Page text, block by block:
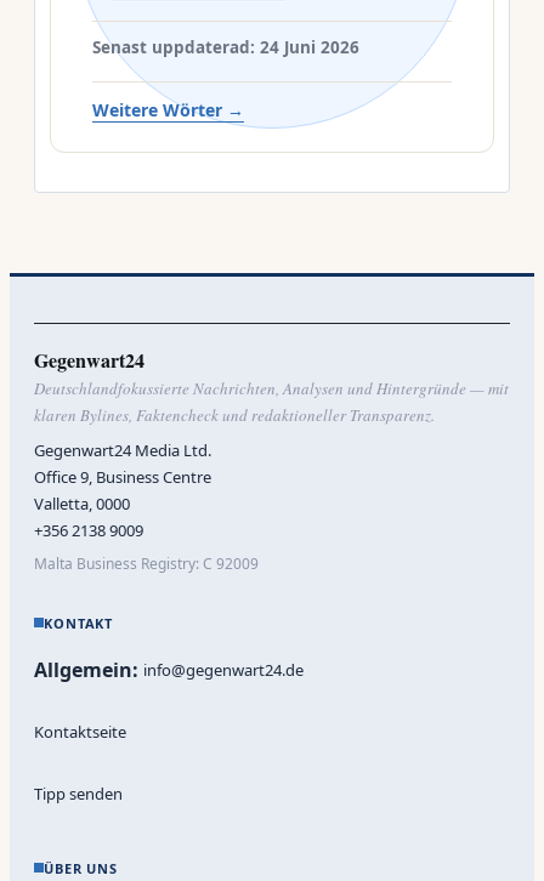
Senast uppdaterad: 24 Juni 2026
Weitere Wörter →
Gegenwart24
Deutschlandfokussierte Nachrichten, Analysen und Hintergründe — mit
klaren Bylines, Faktencheck und redaktioneller Transparenz.
Gegenwart24 Media Ltd.
Office 9, Business Centre
Valletta, 0000
+356 2138 9009
Malta Business Registry: C 92009
KONTAKT
Allgemein: info@gegenwart24.de
Kontaktseite
Tipp senden
ÜBER UNS